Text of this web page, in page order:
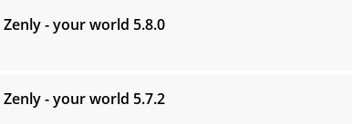
- your world 5.8.0
- your world 5.7.2